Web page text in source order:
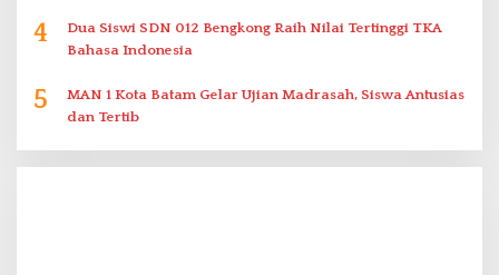
4
Dua Siswi SDN 012 Bengkong Raih Nilai Tertinggi TKA
Bahasa Indonesia
5
MAN 1 Kota Batam Gelar Ujian Madrasah, Siswa Antusias
dan Tertib